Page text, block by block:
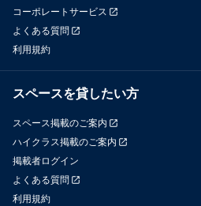
コーポレートサービス
よくある質問
利用規約
スペースを貸したい方
スペース掲載のご案内
ハイクラス掲載のご案内
掲載者ログイン
よくある質問
利用規約